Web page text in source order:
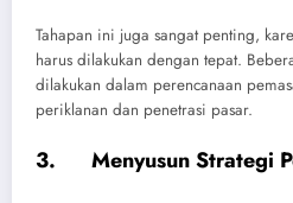
Tahapan ini juga sangat penting,
harus dilakukan dengan tepat.
dilakukan dalam perencanaan
periklanan dan penetrasi pasar.
3. Menyusun Strategi